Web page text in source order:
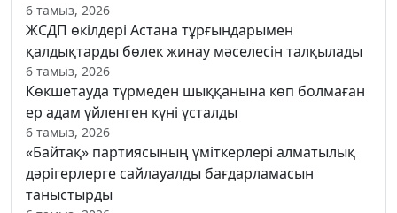
6 тамыз, 2026
ЖСДП өкілдері Астана тұрғындарымен
қалдықтарды бөлек жинау мәселесін талқылады
6 тамыз, 2026
Көкшетауда түрмеден шыққанына көп болмаған
ер адам үйленген күні ұсталды
6 тамыз, 2026
«Байтақ» партиясының үміткерлері алматылық
дәрігерлерге сайлауалды бағдарламасын
таныстырды